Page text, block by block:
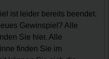
ist leider bereits beendet.
Gewinspiel? Alle
Sie hier. Alle
finden Sie im